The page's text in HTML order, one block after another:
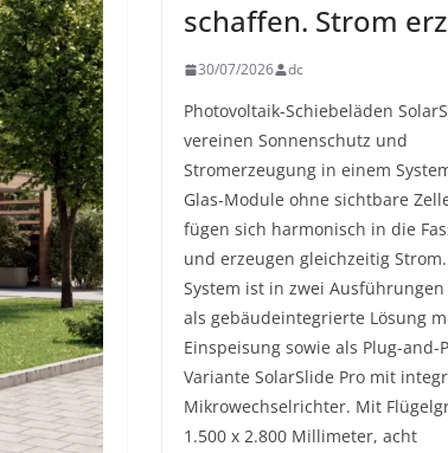
schaffen. Strom
30/07/2026 dc
Photovoltaik-Schiebeläden
vereinen Sonnenschutz und
Stromerzeugung in einem
Glas-Module ohne sichtbare
fügen sich harmonisch in die
und erzeugen gleichzeitig Strom.
System ist in zwei
als gebäudeintegrierte Lösung
Einspeisung sowie als Plug-and-
Variante SolarSlide Pro mit
Mikrowechselrichter. Mit
1.500 x 2.800 Millimeter, acht